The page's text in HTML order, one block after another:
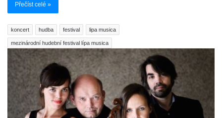
Přečíst celé »
koncert hudba festival lipa musica
mezinárodní hudební festival lípa musica